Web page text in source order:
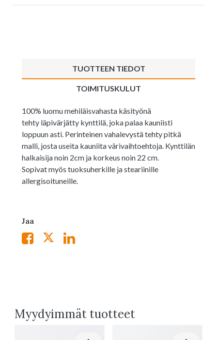
TUOTTEEN TIEDOT
TOIMITUSKULUT
100% luomu mehiläisvahasta käsityönä
tehty läpivärjätty kynttilä, joka palaa kauniisti
loppuun asti. Perinteinen vahalevystä tehty pitkä
malli, josta useita kauniita värivaihtoehtoja. Kynttilän
halkaisija noin 2cm ja korkeus noin 22 cm.
Sopivat myös tuoksuherkille ja steariinille
allergisoituneille.
Jaa
Myydyimmät tuotteet